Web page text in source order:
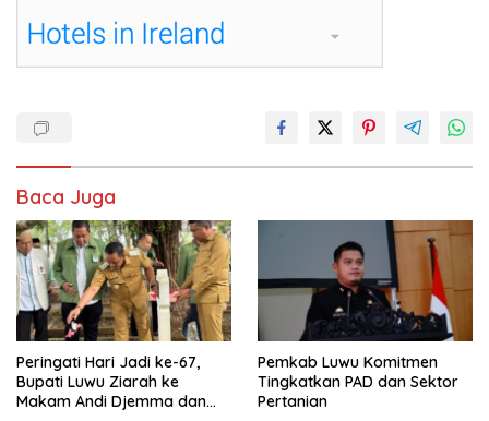
Baca Juga
Peringati Hari Jadi ke-67,
Bupati Luwu Ziarah ke
Makam Andi Djemma dan
Pemkab Luwu Komitmen
Tingkatkan PAD dan Sektor
Pertanian